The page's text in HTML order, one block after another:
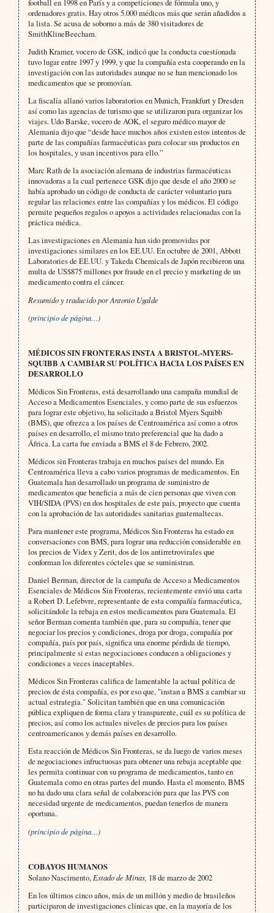
football en 1998 en París y a competiciones de fórmula uno, y
ordenadores gratis. Hay otros 5.000 médicos más que serán añadidos a
la lista. Se acusa de soborno a más de 380 visitadores de
SmithKlineBeecham.
Judith Kramer, vocero de GSK, indicó que la conducta cuestionada
tuvo lugar entre 1997 y 1999, y que la compañía esta cooperando en la
investigación con las autoridades aunque no se han mencionado los
medicamentos que se promovían.
La fiscalía allanó varios laboratorios en Munich, Frankfurt y Dresden
así como las agencias de turismo que se utilizaron para organizar los
viajes. Udo Barske, vocero de AOK, el seguro médico mayor de
Alemania dijo que “desde hace muchos años existen estos intentos de
parte de las compañías farmacéuticas para colocar sus productos en
los hospitales, y usan incentivos para ello.”
Marc Rath de la asociación alemana de industrias farmacéuticas
innovadoras a la cual pertenece GSK dijo que desde el año 2000 se
había aprobado un código de conducta de carácter voluntario para
regular las relaciones entre las compañías y los médicos. El código
permite pequeños regalos o apoyos a actividades relacionadas con la
práctica médica.
Las investigaciones en Alemania han sido promovidas por
investigaciones similares en los EE.UU. En octubre de 2001, Abbott
Laboratories de EE.UU. y Takeda Chemicals de Japón recibieron una
multa de US$875 millones por fraude en el precio y marketing de un
medicamento contra el cáncer.
Resumido y traducido por Antonio Ugalde
(principio de página…)
MÉDICOS SIN FRONTERAS INSTA A BRISTOL-MYERS-
SQUIBB A CAMBIAR SU POLÍTICA HACIA LOS PAÍSES EN
DESARROLLO
Médicos Sin Fronteras, está desarrollando una campaña mundial de
Acceso a Medicamentos Esenciales, y como parte de sus esfuerzos
para lograr este objetivo, ha solicitado a Bristol Myers Squibb
(BMS), que ofrezca a los países de Centroamérica así como a otros
países en desarrollo, el mismo trato preferencial que ha dado a
África. La carta fue enviada a BMS el 8 de Febrero, 2002.
Médicos sin Fronteras trabaja en muchos países del mundo. En
Centroamérica lleva a cabo varios programas de medicamentos. En
Guatemala han desarrollado un programa de suministro de
medicamentos que beneficia a más de cien personas que viven con
VIH/SIDA (PVS) en dos hospitales de este país, proyecto que cuenta
con la aprobación de las autoridades sanitarias guatemaltecas.
Para mantener este programa, Médicos Sin Fronteras ha estado en
conversaciones con BMS, para lograr una reducción considerable en
los precios de Videx y Zerit, dos de los antirretrovirales que
conforman los diferentes cócteles que se suministran.
Daniel Berman, director de la campaña de Acceso a Medicamentos
Esenciales de Médicos Sin Fronteras, recientemente envió una carta
a Robert D. Lefebvre, representante de esta compañía farmacéutica,
solicitándole la rebaja en estos medicamentos para Guatemala. El
señor Berman comenta también que, para su compañía, tener que
negociar los precios y condiciones, droga por droga, compañía por
compañía, país por país, significa una enorme pérdida de tiempo,
principalmente si estas negociaciones conducen a obligaciones y
condiciones a veces inaceptables.
Médicos Sin Fronteras califica de lamentable la actual política de
precios de ésta compañía, es por eso que, "instan a BMS a cambiar su
actual estrategia." Solicitan también que en una comunicación
pública expliquen de forma clara y transparente, cuál es su política de
precios, así como los actuales niveles de precios para los países
centroamericanos y demás países en desarrollo.
Esta reacción de Médicos Sin Fronteras, se da luego de varios meses
de negociaciones infructuosas para obtener una rebaja aceptable que
les permita continuar con su programa de medicamentos, tanto en
Guatemala como en otras partes del mundo. Hasta el momento, BMS
no ha dado una clara señal de colaboración para que las PVS con
necesidad urgente de medicamentos, puedan tenerlos de manera
oportuna.
(principio de página…)
COBAYOS HUMANOS
Solano Nascimento, Estado de Minas, 18 de marzo de 2002
En los últimos cinco años, más de un millón y medio de brasileños
participaron de investigaciones clínicas que, en la mayoría de los